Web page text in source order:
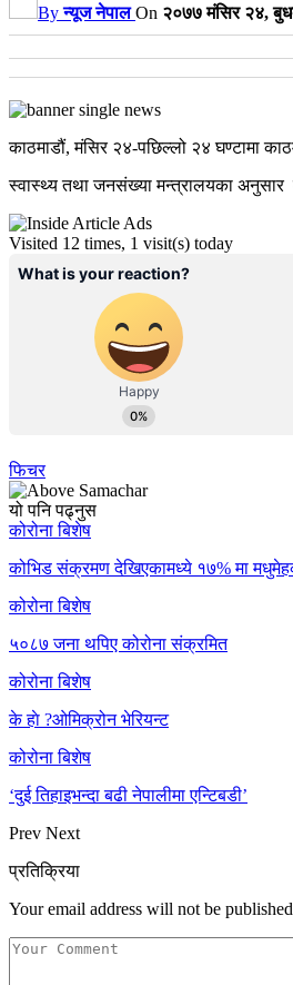
Byन्यूज नेपाल On २०७७ मंसिर २४,
काठमाडौं, मंसिर २४-पछिल्लो २४ घण्टामा
स्वास्थ्य तथा जनसंख्या मन्त्रालयका अनुसार
Visited 12 times, 1 visit(s) today
फिचर
यो पनि पढ्नुस
कोरोना बिशेष
कोभिड संक्रमण देखिएकामध्ये १७% मा
कोरोना बिशेष
५०८७ जना थपिए कोरोना संक्रमित
कोरोना बिशेष
के हाे ?ओमिक्रोन भेरियन्ट
कोरोना बिशेष
‘दुई तिहाइभन्दा बढी नेपालीमा एन्टिबडी’
Prev Next
प्रतिक्रिया
Your email address will not be